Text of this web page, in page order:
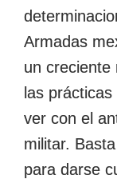
Armadas
un creciente
las
ver con el
militar.
para darse